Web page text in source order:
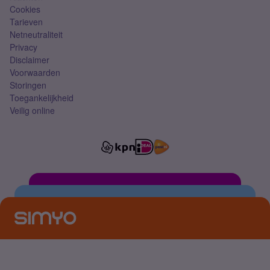
Cookies
Tarieven
Netneutraliteit
Privacy
Disclaimer
Voorwaarden
Storingen
Toegankelijkheid
Veilig online